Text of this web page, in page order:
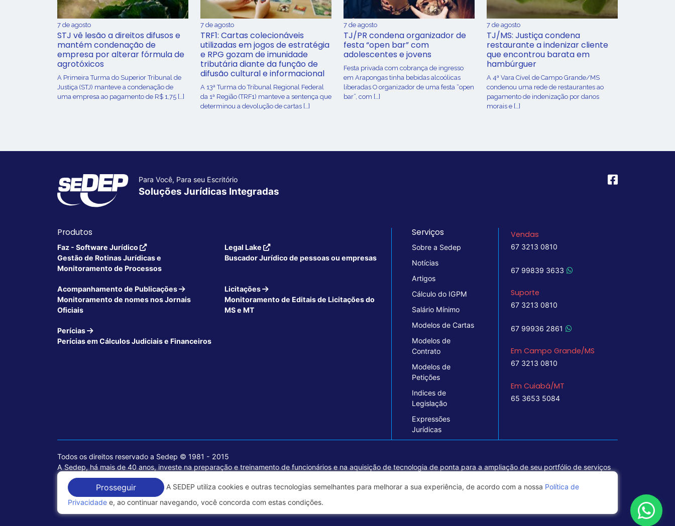
7 de agosto
STJ vê lesão a direitos difusos e
mantém condenação de
empresa por alterar fórmula de
agrotóxicos
​A Primeira Turma do Superior Tribunal de
Justiça (STJ) manteve a condenação de
uma empresa ao pagamento de R$ 1,75 […]
7 de agosto
TRF1: Cartas colecionáveis
utilizadas em jogos de estratégia
e RPG gozam de imunidade
tributária diante da função de
difusão cultural e informacional
A 13ª Turma do Tribunal Regional Federal
da 1ª Região (TRF1) manteve a sentença que
determinou a devolução de cartas […]
7 de agosto
TJ/PR condena organizador de
festa “open bar” com
adolescentes e jovens
Festa privada com cobrança de ingresso
em Arapongas tinha bebidas alcoólicas
liberadas O organizador de uma festa “open
bar”, com […]
7 de agosto
TJ/MS: Justiça condena
restaurante a indenizar cliente
que encontrou barata em
hambúrguer
A 4ª Vara Cível de Campo Grande/MS
condenou uma rede de restaurantes ao
pagamento de indenização por danos
morais e […]
Para Você, Para seu Escritório
Soluções Jurídicas Integradas
Produtos
Faz - Software Jurídico
Gestão de Rotinas Jurídicas e
Monitoramento de Processos
Legal Lake
Buscador Jurídico de pessoas ou empresas
Acompanhamento de Publicações
Monitoramento de nomes nos Jornais
Oficiais
Licitações
Monitoramento de Editais de Licitações do
MS e MT
Perícias
Perícias em Cálculos Judiciais e Financeiros
Serviços
Sobre a Sedep
Notícias
Artigos
Cálculo do IGPM
Salário Mínimo
Modelos de Cartas
Modelos de
Contrato
Modelos de
Petições
Indices de
Legislação
Expressões
Jurídicas
Vendas
67 3213 0810
67 99839 3633
Suporte
67 3213 0810
67 99936 2861
Em Campo Grande/MS
67 3213 0810
Em Cuiabá/MT
65 3653 5084
Todos os direitos reservado a Sedep © 1981 - 2015
A Sedep, há mais de 40 anos, investe na preparação e treinamento de funcionários e na aquisição de tecnologia de ponta para a ampliação de seu portfólio de serviços
voltados para a área jurídica, que contemplam informações seguras e excelentes soluções empresariais.
Política de Privacidade
Prosseguir A SEDEP utiliza cookies e outras tecnologias semelhantes para melhorar a sua experiência, de acordo com a nossa Política de
Privacidade e, ao continuar navegando, você concorda com estas condições.